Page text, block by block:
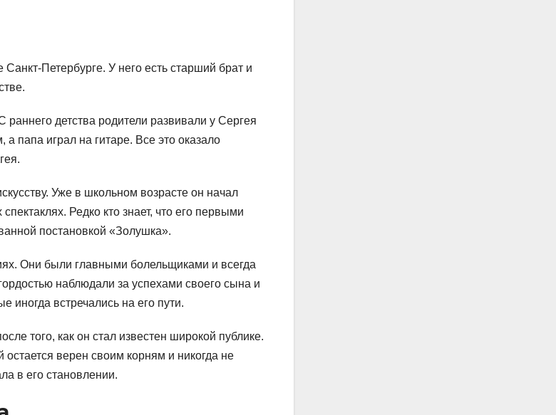
Петербурге. У него есть старший брат и
детства родители развивали у Сергея
папа играл на гитаре. Все это оказало
Уже в школьном возрасте он начал
Редко кто знает, что его первыми
постановкой «Золушка».
Они были главными болельщиками и всегда
наблюдали за успехами своего сына и
иногда встречались на его пути.
того, как он стал известен широкой публике.
верен своим корням и никогда не
в его становлении.